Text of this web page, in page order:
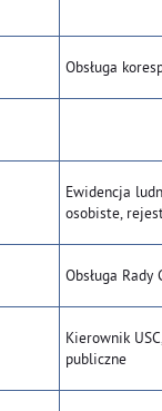
Obsługa
Ewidencja
osobiste,
Obsługa Rady
Kierownik
publiczne